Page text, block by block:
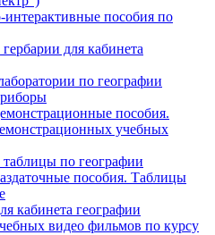
интерактивные пособия по
для кабинета
по географии
пособия.
учебных
по географии
пособия. Таблицы
кабинета географии
видео фильмов по курсу